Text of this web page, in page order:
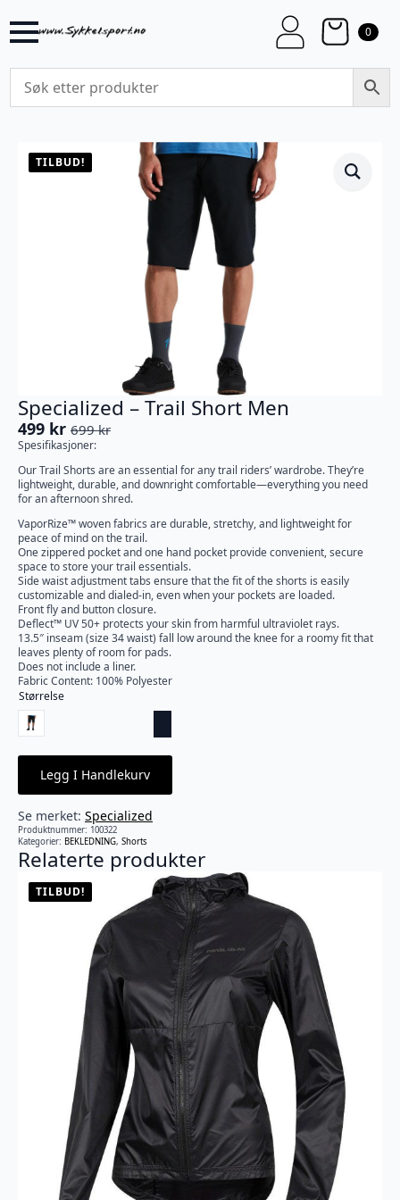
0
TILBUD!
Specialized – Trail Short Men
699kr
Opprinnelig
pris
var:
699 kr.
499 kr
Nåværende
pris
er:
499 kr.
Spesifikasjoner:
Our Trail Shorts are an essential for any trail riders’ wardrobe. They’re
lightweight, durable, and downright comfortable—everything you need
for an afternoon shred.
VaporRize™ woven fabrics are durable, stretchy, and lightweight for
peace of mind on the trail.
One zippered pocket and one hand pocket provide convenient, secure
space to store your trail essentials.
Side waist adjustment tabs ensure that the fit of the shorts is easily
customizable and dialed-in, even when your pockets are loaded.
Front fly and button closure.
Deflect™ UV 50+ protects your skin from harmful ultraviolet rays.
13.5″ inseam (size 34 waist) fall low around the knee for a roomy fit that
leaves plenty of room for pads.
Does not include a liner.
Fabric Content: 100% Polyester
Størrelse
Legg I Handlekurv
Se merket: Specialized
Produktnummer: 100322
Kategorier: BEKLEDNING, Shorts
Relaterte produkter
TILBUD!